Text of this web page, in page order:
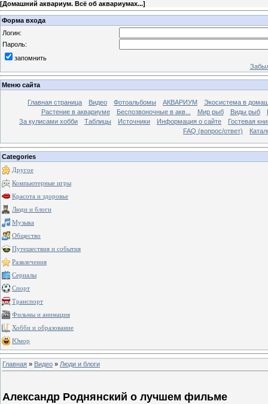
[Домашний аквариум. Всё об аквариумах...]
Форма входа
Логин:
Пароль:
запомнить
Меню сайта
Главная страница Видео Фотоальбомы АКВАРИУМ
Экосистема в
Растение в аквариуме
Беспозвоночные в акв... Мир рыб Виды рыб
За кулисами хобби
Таблицы Источники Информация о сайте
Гостевая
FAQ (вопрос/ответ)
Categories
Другое
Компьютерные игры
Красота и здоровье
Люди и блоги
Музыка
Общество
Путешествия и события
Развлечения
Сериалы
Спорт
Транспорт
Фильмы и анимация
Хобби и образование
Юмор
Главная » Видео » Люди и блоги
Александр Роднянский о лучшем фильме